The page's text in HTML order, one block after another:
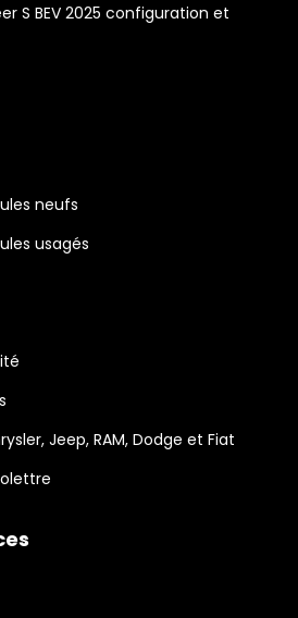
S BEV 2025 configuration et
neufs
usagés
Jeep, RAM, Dodge et Fiat